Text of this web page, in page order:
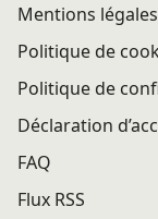
Mentions légales
Politique de
Politique de
Déclaration
FAQ
Flux RSS